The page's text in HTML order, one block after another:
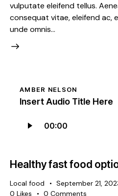
vulputate eleifend tellus.
consequat vitae, eleifend ac,
unde omnis…
AMBER NELSON
Insert Audio Title Here
Player
00:00
Healthy fast food
Local food September 21,
0 Likes 0 Comments